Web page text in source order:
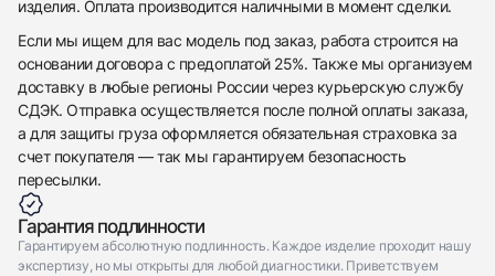
изделия. Оплата производится наличными в момент сделки.
Если мы ищем для вас модель под заказ, работа строится на
основании договора с предоплатой 25%. Также мы организуем
доставку в любые регионы России через курьерскую службу
СДЭК. Отправка осуществляется после полной оплаты заказа,
а для защиты груза оформляется обязательная страховка за
счет покупателя — так мы гарантируем безопасность
пересылки.
Гарантия подлинности
Гарантируем абсолютную подлинность. Каждое изделие проходит нашу
экспертизу, но мы открыты для любой диагностики. Приветствуем